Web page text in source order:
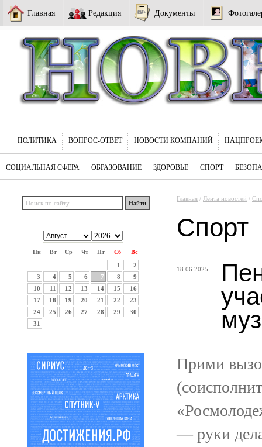
Главная Редакция Документы
ПОЛИТИКА ВОПРОС-ОТВЕТ НОВОСТИ КОМПАНИЙ
СОЦИАЛЬНАЯ СФЕРА ОБРАЗОВАНИЕ ЗДОРОВЬЕ СПОРТ
Пн Вт Ср Чт Пт Сб Вс
1
2
3
4 5 6 7 8
9
10
11 12 13 14 15
16
17
18 19 20 21 22
23
24
25 26 27 28 29
30
31
Главная / Лента новостей /
Спорт
18.06.2025
Прими
— руки